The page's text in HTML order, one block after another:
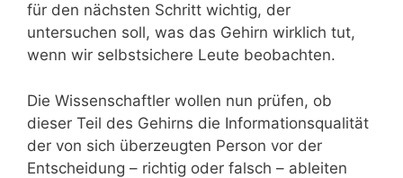
für den nächsten Schritt wichtig, der
untersuchen soll, was das Gehirn wirklich tut,
wenn wir selbstsichere Leute beobachten.
Die Wissenschaftler wollen nun prüfen, ob
dieser Teil des Gehirns die Informationsqualität
der von sich überzeugten Person vor der
Entscheidung – richtig oder falsch – ableiten